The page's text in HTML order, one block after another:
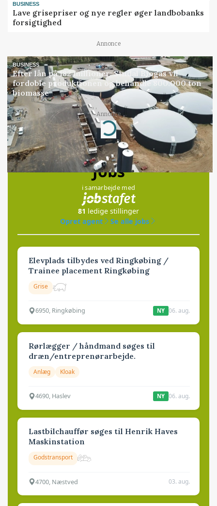
BUSINESS
Lave grisepriser og nye regler øger landbobanks
forsigtighed
Annonce
BUSINESS
Efter lån på 182 millioner: Sindal Biogas vil
fordoble produktionen og behandle 800.000 ton
biomasse
Annonce
Loading...
Jobs
i samarbejde med
81 ledige stillinger
Opret agent
Se alle jobs
Elevplads tilbydes ved Ringkøbing /
Trainee placement Ringkøbing
Grise
6950, Ringkøbing NY 06. aug.
Rørlægger / håndmand søges til
dræn/entreprenørarbejde.
Anlæg Kloak
4690, Haslev NY 06. aug.
Lastbilchauffør søges til Henrik Haves
Maskinstation
Godstransport
4700, Næstved 03. aug.